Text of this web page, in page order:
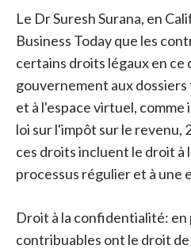
Le Dr Suresh Surana, en
Business Today que les
certains droits légaux en ce
gouvernement aux
et à l'espace virtuel, comme
loi sur l'impôt sur le revenu,
ces droits incluent le droit à
processus régulier et à une
Droit à la confidentialité: en
contribuables ont le droit